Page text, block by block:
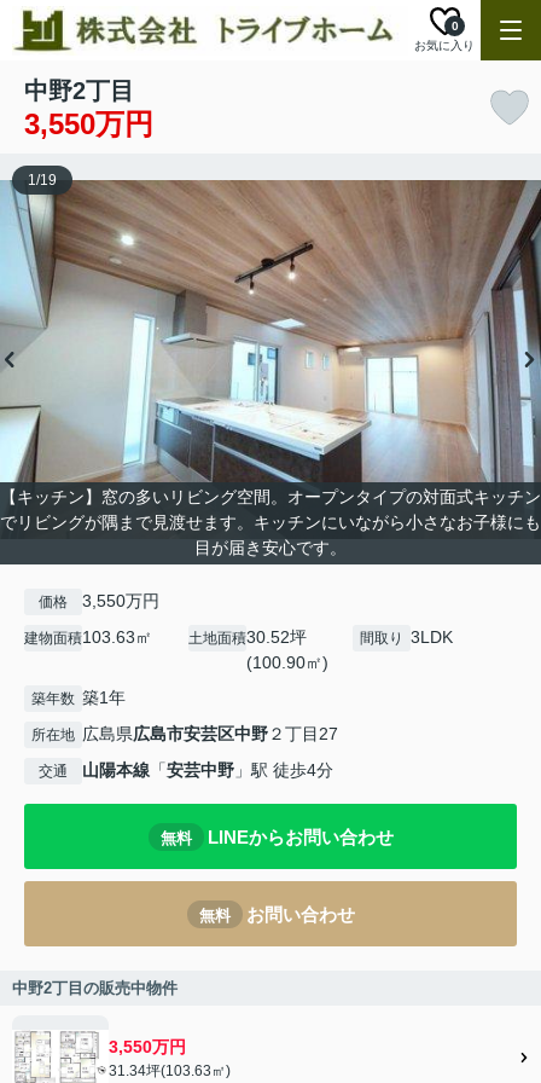
お気に入り
0
中野2丁目
3,550万円
【キッチン】窓の多いリビング空間。オープンタイプの対面式キッチン
でリビングが隅まで見渡せます。キッチンにいながら小さなお子様にも
目が届き安心です。
1/19
価格 3,550万円
建物面積103.63㎡ 土地面積30.52坪
(100.90㎡)
間取り 3LDK
築年数 築1年
所在地 広島県広島市安芸区中野２丁目27
交通 山陽本線 「安芸中野 」駅 徒歩4分
無料 LINEからお問い合わせ
無料 お問い合わせ
中野2丁目の販売中物件
3,550万円
31.34坪(103.63㎡)